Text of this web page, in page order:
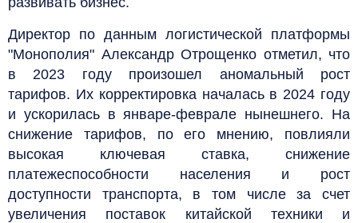
Директор по данным логистической платформы
"Монополия" Александр Отрощенко отметил, что
в 2023 году произошел аномальный рост
тарифов. Их корректировка началась в 2024 году
и ускорилась в январе-феврале нынешнего. На
снижение тарифов, по его мнению, повлияли
высокая ключевая ставка, снижение
платежеспособности населения и рост
доступности транспорта, в том числе за счет
увеличения поставок китайской техники и